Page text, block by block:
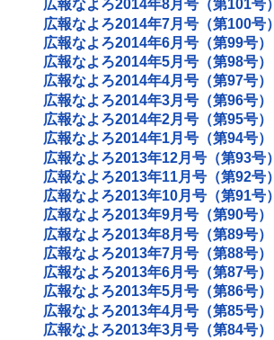
広報なよろ2014年8月号（第101号）
広報なよろ2014年7月号（第100号）
広報なよろ2014年6月号（第99号）
広報なよろ2014年5月号（第98号）
広報なよろ2014年4月号（第97号）
広報なよろ2014年3月号（第96号）
広報なよろ2014年2月号（第95号）
広報なよろ2014年1月号（第94号）
広報なよろ2013年12月号（第93号）
広報なよろ2013年11月号（第92号）
広報なよろ2013年10月号（第91号）
広報なよろ2013年9月号（第90号）
広報なよろ2013年8月号（第89号）
広報なよろ2013年7月号（第88号）
広報なよろ2013年6月号（第87号）
広報なよろ2013年5月号（第86号）
広報なよろ2013年4月号（第85号）
広報なよろ2013年3月号（第84号）